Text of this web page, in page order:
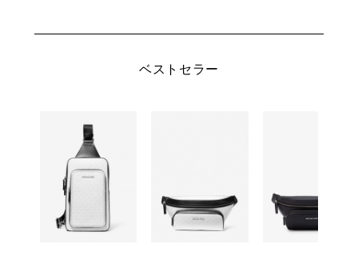
ベストセラー